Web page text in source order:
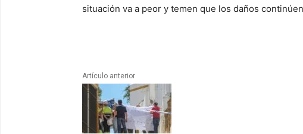
situación va a peor y temen que los daños
Artículo anterior